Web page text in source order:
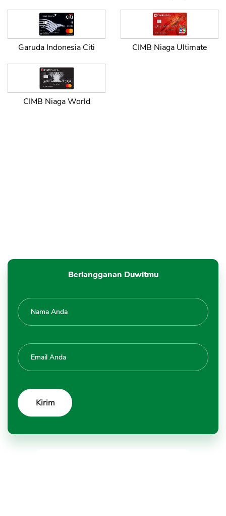
Garuda Indonesia Citi CIMB Niaga Ultimate
CIMB Niaga World
Berlangganan Duwitmu
OK
CANCEL